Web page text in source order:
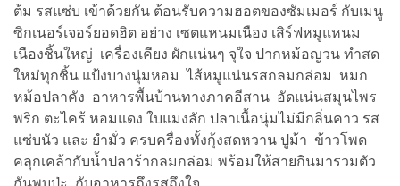
ต้ม รสแซ่บ เข้าด้วยกัน ต้อนรับความฮอตของซัมเมอร์ กับเมนู
ซิกเนอร์เจอร์ยอดฮิต อย่าง เซตแหนมเนือง เสิร์ฟหมูแหนม
เนืองชิ้นใหญ่ เครื่องเคียง ผักแน่นๆ จุใจ ปากหม้อญวน ทำสด
ใหม่ทุกชิ้น แป้งบางนุ่มหอม ไส้หมูแน่นรสกลมกล่อม หมก
หม้อปลาคัง อาหารพื้นบ้านทางภาคอีสาน อัดแน่นสมุนไพร
พริก ตะไคร้ หอมแดง ใบแมงลัก ปลาเนื้อนุ่มไม่มีกลิ่นคาว รส
แซ่บนัว และ ยำมั่ว ครบครื่องทั้งกุ้งสดหวาน ปูม้า ข้าวโพด
คลุกเคล้ากับน้ำปลาร้ากลมกล่อม พร้อมให้สายกินมารวมตัว